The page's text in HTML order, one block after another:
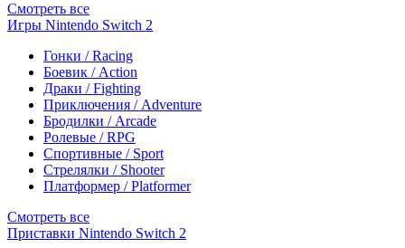
Смотреть все
Игры Nintendo Switch 2
Гонки / Racing
Боевик / Action
Драки / Fighting
Приключения / Adventure
Бродилки / Arcade
Ролевые / RPG
Спортивные / Sport
Стрелялки / Shooter
Платформер / Platformer
Смотреть все
Приставки Nintendo Switch 2